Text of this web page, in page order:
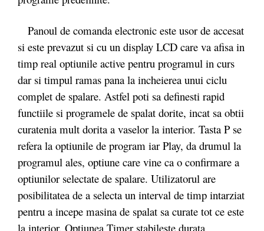
Panoul de comanda electronic este usor de accesat
si este prevazut si cu un display LCD care va afisa in
timp real optiunile active pentru programul in curs
dar si timpul ramas pana la incheierea unui ciclu
complet de spalare. Astfel poti sa definesti rapid
functiile si programele de spalat dorite, incat sa obtii
curatenia mult dorita a vaselor la interior. Tasta P se
refera la optiunile de program iar Play, da drumul la
programul ales, optiune care vine ca o confirmare a
optiunilor selectate de spalare. Utilizatorul are
posibilitatea de a selecta un interval de timp intarziat
pentru a incepe masina de spalat sa curate tot ce este
la interior. Optiunea Timer stabileste durata